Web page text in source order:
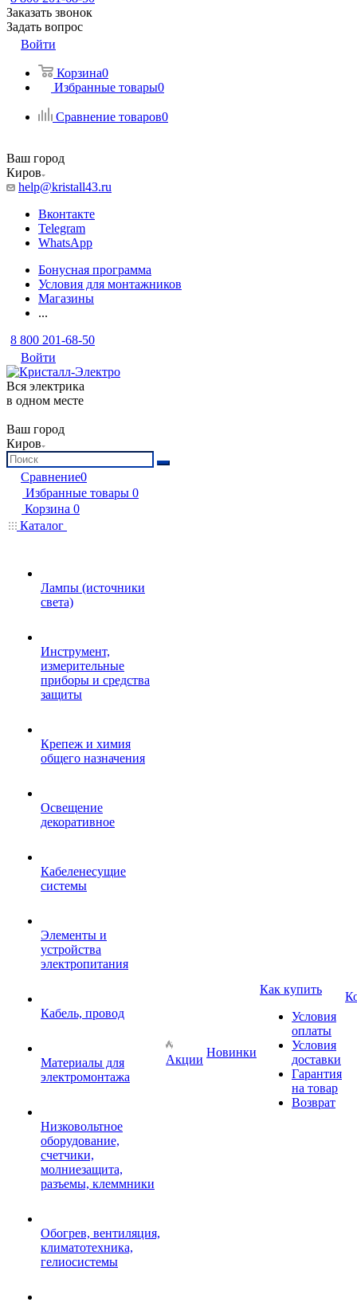
Заказать звонок
Задать вопрос
Войти
Корзина0
Избранные товары0
Сравнение товаров0
Ваш город
Киров
help@kristall43.ru
Вконтакте
Telegram
WhatsApp
Бонусная программа
Условия для монтажников
Магазины
...
8 800 201-68-50
Войти
Вся электрика
в одном месте
Ваш город
Киров
Сравнение0
Избранные товары 0
Корзина 0
Каталог
Лампы (источники
света)
Инструмент,
измерительные
приборы и средства
защиты
Крепеж и химия
общего назначения
Освещение
декоративное
Кабеленесущие
системы
Элементы и
устройства
электропитания
Кабель, провод
Материалы для
электромонтажа
Низковольтное
оборудование,
счетчики,
молниезащита,
разъемы, клеммники
Обогрев, вентиляция,
климатотехника,
гелиосистемы
Акции
Новинки
Как купить
Условия
оплаты
Условия
доставки
Гарантия
на товар
Возврат